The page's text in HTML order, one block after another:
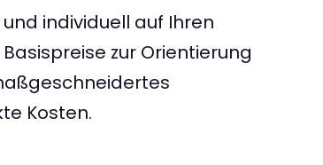
individuell auf Ihren
zur Orientierung
Kosten.